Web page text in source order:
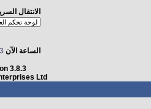
الانتقال
الساعة الآن
3.8.3
Ltd.